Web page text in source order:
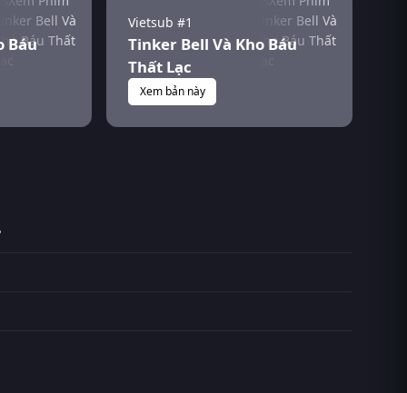
Báu
Vietsub #1
Tinker Bell Và Kho Báu
Thất Lạc
Xem bản này